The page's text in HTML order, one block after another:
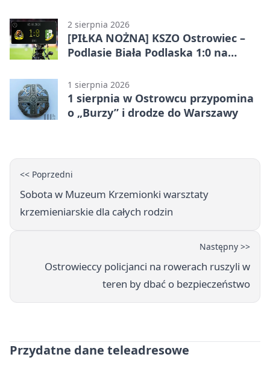
2 sierpnia 2026
[PIŁKA NOŻNA] KSZO Ostrowiec –
Podlasie Biała Podlaska 1:0 na
(Grupa IV)
1 sierpnia 2026
1 sierpnia w Ostrowcu przypomina
o „Burzy” i drodze do Warszawy
<< Poprzedni
Sobota w Muzeum Krzemionki warsztaty
krzemieniarskie dla całych rodzin
Następny >>
Ostrowieccy policjanci na rowerach ruszyli w
teren by dbać o bezpieczeństwo
Przydatne dane teleadresowe